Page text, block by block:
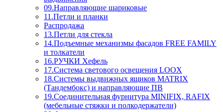
09.Направляющие шариковые
11.Петли и планки
Распродажа
13.Петли для стекла
14.Подъемные механизмы фасадов FREE FAMILY
и толкатели
16.РУЧКИ Хефель
17.Система светового освещения LOOX
18.Системы выдвижных ящиков MATRIX
(Тандембокс) и направляющие ПВ
19.Соединительная фурнитура MINIFIX, RAFIX
(мебельные стяжки и полкодержатели)